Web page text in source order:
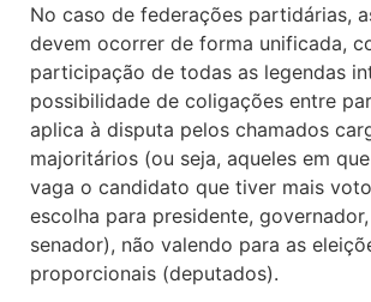
No caso de federações partidárias,
devem ocorrer de forma unificada,
participação de todas as legendas
possibilidade de coligações entre
aplica à disputa pelos chamados
majoritários (ou seja, aqueles em
vaga o candidato que tiver mais
escolha para presidente,
senador), não valendo para as
proporcionais (deputados).